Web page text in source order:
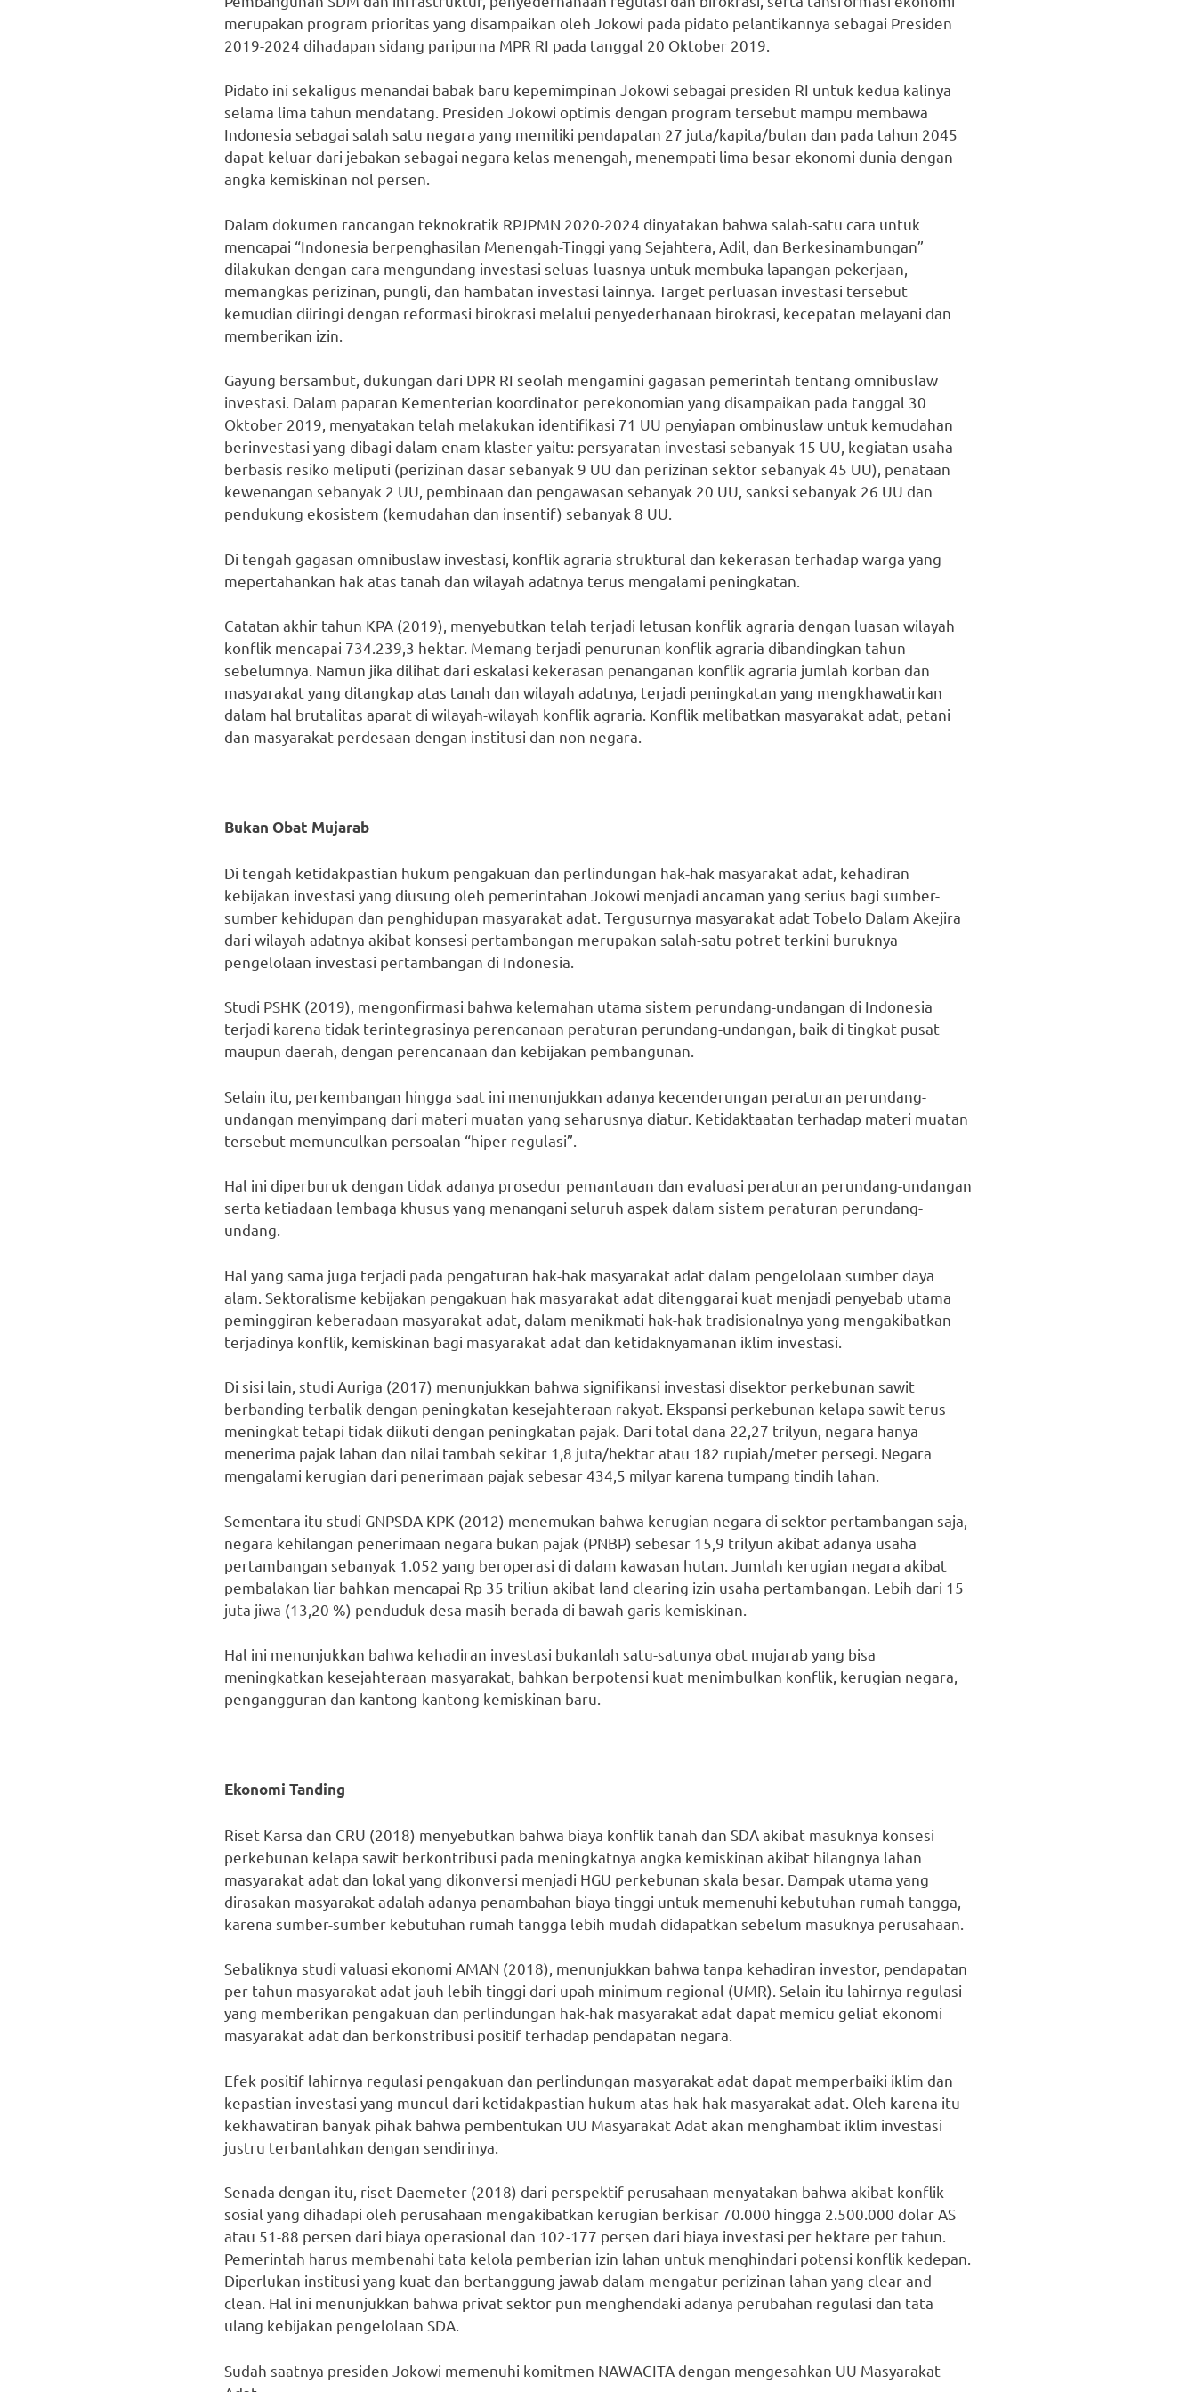
merupakan program prioritas yang disampaikan oleh Jokowi pada pidato pelantikannya sebagai Presiden
2019-2024 dihadapan sidang paripurna MPR RI pada tanggal 20 Oktober 2019.
Pidato ini sekaligus menandai babak baru kepemimpinan Jokowi sebagai presiden RI untuk kedua kalinya
selama lima tahun mendatang. Presiden Jokowi optimis dengan program tersebut mampu membawa
Indonesia sebagai salah satu negara yang memiliki pendapatan 27 juta/kapita/bulan dan pada tahun 2045
dapat keluar dari jebakan sebagai negara kelas menengah, menempati lima besar ekonomi dunia dengan
angka kemiskinan nol persen.
Dalam dokumen rancangan teknokratik RPJPMN 2020-2024 dinyatakan bahwa salah-satu cara untuk
mencapai “Indonesia berpenghasilan Menengah-Tinggi yang Sejahtera, Adil, dan Berkesinambungan”
dilakukan dengan cara mengundang investasi seluas-luasnya untuk membuka lapangan pekerjaan,
memangkas perizinan, pungli, dan hambatan investasi lainnya. Target perluasan investasi tersebut
kemudian diiringi dengan reformasi birokrasi melalui penyederhanaan birokrasi, kecepatan melayani dan
memberikan izin.
Gayung bersambut, dukungan dari DPR RI seolah mengamini gagasan pemerintah tentang omnibuslaw
investasi. Dalam paparan Kementerian koordinator perekonomian yang disampaikan pada tanggal 30
Oktober 2019, menyatakan telah melakukan identifikasi 71 UU penyiapan ombinuslaw untuk kemudahan
berinvestasi yang dibagi dalam enam klaster yaitu: persyaratan investasi sebanyak 15 UU, kegiatan usaha
berbasis resiko meliputi (perizinan dasar sebanyak 9 UU dan perizinan sektor sebanyak 45 UU), penataan
kewenangan sebanyak 2 UU, pembinaan dan pengawasan sebanyak 20 UU, sanksi sebanyak 26 UU dan
pendukung ekosistem (kemudahan dan insentif) sebanyak 8 UU.
Di tengah gagasan omnibuslaw investasi, konflik agraria struktural dan kekerasan terhadap warga yang
mepertahankan hak atas tanah dan wilayah adatnya terus mengalami peningkatan.
Catatan akhir tahun KPA (2019), menyebutkan telah terjadi letusan konflik agraria dengan luasan wilayah
konflik mencapai 734.239,3 hektar. Memang terjadi penurunan konflik agraria dibandingkan tahun
sebelumnya. Namun jika dilihat dari eskalasi kekerasan penanganan konflik agraria jumlah korban dan
masyarakat yang ditangkap atas tanah dan wilayah adatnya, terjadi peningkatan yang mengkhawatirkan
dalam hal brutalitas aparat di wilayah-wilayah konflik agraria. Konflik melibatkan masyarakat adat, petani
dan masyarakat perdesaan dengan institusi dan non negara.
Bukan Obat Mujarab
Di tengah ketidakpastian hukum pengakuan dan perlindungan hak-hak masyarakat adat, kehadiran
kebijakan investasi yang diusung oleh pemerintahan Jokowi menjadi ancaman yang serius bagi sumber-
sumber kehidupan dan penghidupan masyarakat adat. Tergusurnya masyarakat adat Tobelo Dalam Akejira
dari wilayah adatnya akibat konsesi pertambangan merupakan salah-satu potret terkini buruknya
pengelolaan investasi pertambangan di Indonesia.
Studi PSHK (2019), mengonfirmasi bahwa kelemahan utama sistem perundang-undangan di Indonesia
terjadi karena tidak terintegrasinya perencanaan peraturan perundang-undangan, baik di tingkat pusat
maupun daerah, dengan perencanaan dan kebijakan pembangunan.
Selain itu, perkembangan hingga saat ini menunjukkan adanya kecenderungan peraturan perundang-
undangan menyimpang dari materi muatan yang seharusnya diatur. Ketidaktaatan terhadap materi muatan
tersebut memunculkan persoalan “hiper-regulasi”.
Hal ini diperburuk dengan tidak adanya prosedur pemantauan dan evaluasi peraturan perundang-undangan
serta ketiadaan lembaga khusus yang menangani seluruh aspek dalam sistem peraturan perundang-
undang.
Hal yang sama juga terjadi pada pengaturan hak-hak masyarakat adat dalam pengelolaan sumber daya
alam. Sektoralisme kebijakan pengakuan hak masyarakat adat ditenggarai kuat menjadi penyebab utama
peminggiran keberadaan masyarakat adat, dalam menikmati hak-hak tradisionalnya yang mengakibatkan
terjadinya konflik, kemiskinan bagi masyarakat adat dan ketidaknyamanan iklim investasi.
Di sisi lain, studi Auriga (2017) menunjukkan bahwa signifikansi investasi disektor perkebunan sawit
berbanding terbalik dengan peningkatan kesejahteraan rakyat. Ekspansi perkebunan kelapa sawit terus
meningkat tetapi tidak diikuti dengan peningkatan pajak. Dari total dana 22,27 trilyun, negara hanya
menerima pajak lahan dan nilai tambah sekitar 1,8 juta/hektar atau 182 rupiah/meter persegi. Negara
mengalami kerugian dari penerimaan pajak sebesar 434,5 milyar karena tumpang tindih lahan.
Sementara itu studi GNPSDA KPK (2012) menemukan bahwa kerugian negara di sektor pertambangan saja,
negara kehilangan penerimaan negara bukan pajak (PNBP) sebesar 15,9 trilyun akibat adanya usaha
pertambangan sebanyak 1.052 yang beroperasi di dalam kawasan hutan. Jumlah kerugian negara akibat
pembalakan liar bahkan mencapai Rp 35 triliun akibat land clearing izin usaha pertambangan. Lebih dari 15
juta jiwa (13,20 %) penduduk desa masih berada di bawah garis kemiskinan.
Hal ini menunjukkan bahwa kehadiran investasi bukanlah satu-satunya obat mujarab yang bisa
meningkatkan kesejahteraan masyarakat, bahkan berpotensi kuat menimbulkan konflik, kerugian negara,
pengangguran dan kantong-kantong kemiskinan baru.
Ekonomi Tanding
Riset Karsa dan CRU (2018) menyebutkan bahwa biaya konflik tanah dan SDA akibat masuknya konsesi
perkebunan kelapa sawit berkontribusi pada meningkatnya angka kemiskinan akibat hilangnya lahan
masyarakat adat dan lokal yang dikonversi menjadi HGU perkebunan skala besar. Dampak utama yang
dirasakan masyarakat adalah adanya penambahan biaya tinggi untuk memenuhi kebutuhan rumah tangga,
karena sumber-sumber kebutuhan rumah tangga lebih mudah didapatkan sebelum masuknya perusahaan.
Sebaliknya studi valuasi ekonomi AMAN (2018), menunjukkan bahwa tanpa kehadiran investor, pendapatan
per tahun masyarakat adat jauh lebih tinggi dari upah minimum regional (UMR). Selain itu lahirnya regulasi
yang memberikan pengakuan dan perlindungan hak-hak masyarakat adat dapat memicu geliat ekonomi
masyarakat adat dan berkonstribusi positif terhadap pendapatan negara.
Efek positif lahirnya regulasi pengakuan dan perlindungan masyarakat adat dapat memperbaiki iklim dan
kepastian investasi yang muncul dari ketidakpastian hukum atas hak-hak masyarakat adat. Oleh karena itu
kekhawatiran banyak pihak bahwa pembentukan UU Masyarakat Adat akan menghambat iklim investasi
justru terbantahkan dengan sendirinya.
Senada dengan itu, riset Daemeter (2018) dari perspektif perusahaan menyatakan bahwa akibat konflik
sosial yang dihadapi oleh perusahaan mengakibatkan kerugian berkisar 70.000 hingga 2.500.000 dolar AS
atau 51-88 persen dari biaya operasional dan 102-177 persen dari biaya investasi per hektare per tahun.
Pemerintah harus membenahi tata kelola pemberian izin lahan untuk menghindari potensi konflik kedepan.
Diperlukan institusi yang kuat dan bertanggung jawab dalam mengatur perizinan lahan yang clear and
clean. Hal ini menunjukkan bahwa privat sektor pun menghendaki adanya perubahan regulasi dan tata
ulang kebijakan pengelolaan SDA.
Sudah saatnya presiden Jokowi memenuhi komitmen NAWACITA dengan mengesahkan UU Masyarakat